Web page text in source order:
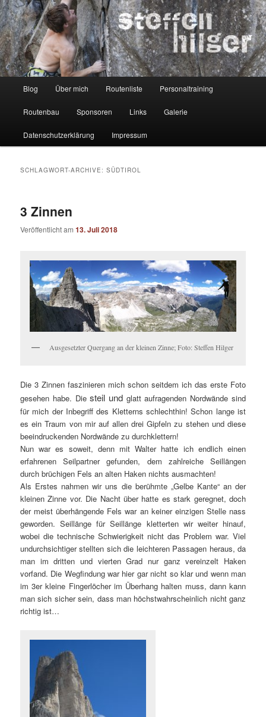
Zum
Inhalt
wechseln
Zum
sekundären
Inhalt
wechselnSteffen Hilger
Kletterer – Routenbauer – Trainer
Blog Über mich Routenliste Personaltraining
Routenbau Sponsoren Links Galerie
Datenschutzerklärung Impressum
SCHLAGWORT-ARCHIVE:SÜDTIROL
3 Zinnen
Veröffentlicht am13. Juli 2018
Ausgesetzter Quergang an der kleinen Zinne; Foto: Steffen Hilger
Die 3 Zinnen faszinieren mich schon seitdem ich das erste Foto
gesehen habe. Diesteil und glatt aufragenden Nordwände sind
für mich der Inbegriff des Kletterns schlechthin! Schon lange ist
es ein Traum von mir auf allen drei Gipfeln zu stehen und diese
beeindruckenden Nordwände zu durchklettern!
Nun war es soweit, denn mit Walter hatte ich endlich einen
erfahrenen Seilpartner gefunden, dem zahlreiche Seillängen
durch brüchigen Fels an alten Haken nichts ausmachten!
Als Erstes nahmen wir uns die berühmte „Gelbe Kante“ an der
kleinen Zinne vor. Die Nacht über hatte es stark geregnet, doch
der meist überhängende Fels war an keiner einzigen Stelle nass
geworden. Seillänge für Seillänge kletterten wir weiter hinauf,
wobei die technische Schwierigkeit nicht das Problem war. Viel
undurchsichtiger stellten sich die leichteren Passagen heraus, da
man im dritten und vierten Grad nur ganz vereinzelt Haken
vorfand. Die Wegfindung war hier gar nicht so klar und wenn man
im 3er kleine Fingerlöcher im Überhang halten muss, dann kann
man sich sicher sein, dass man höchstwahrscheinlich nicht ganz
richtig ist…